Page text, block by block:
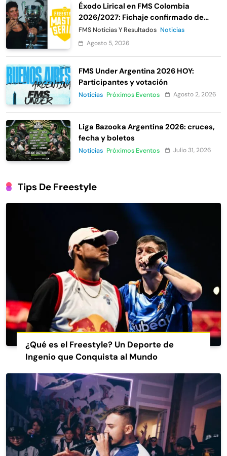
Éxodo Lirical en FMS Colombia
2026/2027: Fichaje confirmado de
Urban Roosters
FMS Noticias Y Resultados Noticias
Agosto 5, 2026
FMS Under Argentina 2026 HOY:
Participantes y votación
Noticias Próximos Eventos Agosto 2, 2026
Liga Bazooka Argentina 2026: cruces,
fecha y boletos
Noticias Próximos Eventos Julio 31, 2026
Tips De Freestyle
¿Qué es el Freestyle? Un Deporte de
Ingenio que Conquista al Mundo